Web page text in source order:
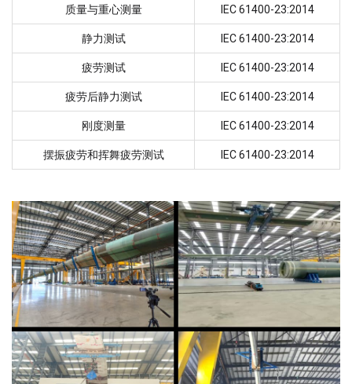
质量与重心测量 IEC 61400-23:2014
静力测试 IEC 61400-23:2014
疲劳测试 IEC 61400-23:2014
疲劳后静力测试 IEC 61400-23:2014
刚度测量 IEC 61400-23:2014
摆振疲劳和挥舞疲劳测试 IEC 61400-23:2014